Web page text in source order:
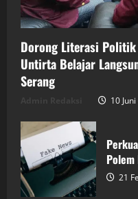
Dorong Literasi Politik
Untirta Belajar
Serang
10
21